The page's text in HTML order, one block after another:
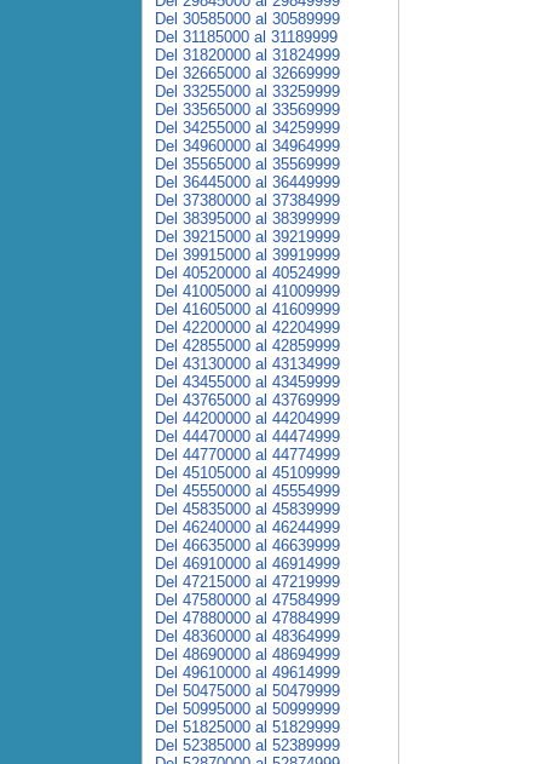
Del 30585000 al 30589999
Del 31185000 al 31189999
Del 31820000 al 31824999
Del 32665000 al 32669999
Del 33255000 al 33259999
Del 33565000 al 33569999
Del 34255000 al 34259999
Del 34960000 al 34964999
Del 35565000 al 35569999
Del 36445000 al 36449999
Del 37380000 al 37384999
Del 38395000 al 38399999
Del 39215000 al 39219999
Del 39915000 al 39919999
Del 40520000 al 40524999
Del 41005000 al 41009999
Del 41605000 al 41609999
Del 42200000 al 42204999
Del 42855000 al 42859999
Del 43130000 al 43134999
Del 43455000 al 43459999
Del 43765000 al 43769999
Del 44200000 al 44204999
Del 44470000 al 44474999
Del 44770000 al 44774999
Del 45105000 al 45109999
Del 45550000 al 45554999
Del 45835000 al 45839999
Del 46240000 al 46244999
Del 46635000 al 46639999
Del 46910000 al 46914999
Del 47215000 al 47219999
Del 47580000 al 47584999
Del 47880000 al 47884999
Del 48360000 al 48364999
Del 48690000 al 48694999
Del 49610000 al 49614999
Del 50475000 al 50479999
Del 50995000 al 50999999
Del 51825000 al 51829999
Del 52385000 al 52389999